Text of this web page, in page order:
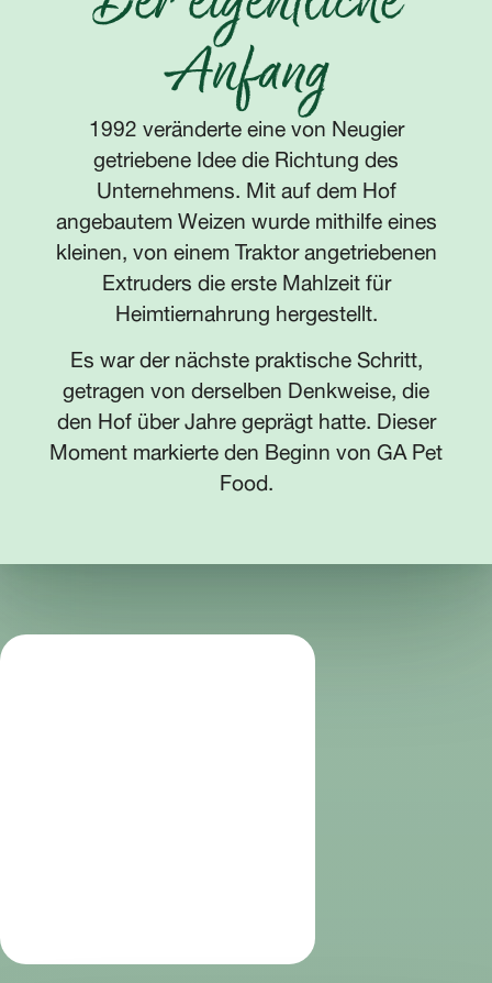
Anfang
1992 veränderte eine von Neugier
getriebene Idee die Richtung des
Unternehmens. Mit auf dem Hof
angebautem Weizen wurde mithilfe eines
kleinen, von einem Traktor angetriebenen
Extruders die erste Mahlzeit für
Heimtiernahrung hergestellt.
Es war der nächste praktische Schritt,
getragen von derselben Denkweise, die
den Hof über Jahre geprägt hatte. Dieser
Moment markierte den Beginn von GA Pet
Food.